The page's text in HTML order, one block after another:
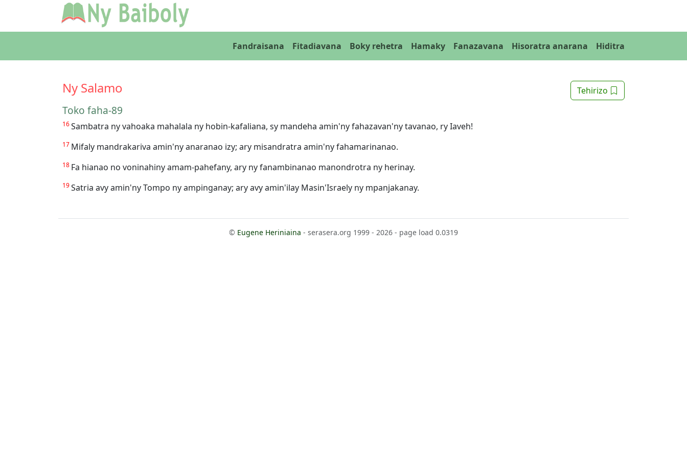
Fandraisana Fitadiavana Boky rehetra Hamaky Fanazavana Hisoratra anarana Hiditra
Tehirizo
Ny Salamo
Toko faha-89
16Sambatra ny vahoaka mahalala ny hobin-kafaliana, sy mandeha amin'ny fahazavan'ny tavanao, ry Iaveh!
17 Mifaly mandrakariva amin'ny anaranao izy; ary misandratra amin'ny fahamarinanao.
18 Fa hianao no voninahiny amam-pahefany, ary ny fanambinanao manondrotra ny herinay.
19Satria avy amin'ny Tompo ny ampinganay; ary avy amin'ilay Masin'Israely ny mpanjakanay.
© Eugene Heriniaina - serasera.org 1999 - 2026 - page load 0.0319